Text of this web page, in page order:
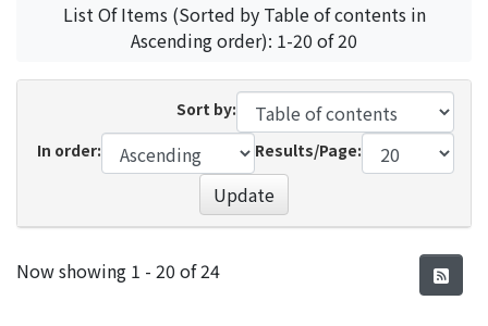
List Of Items (Sorted by Table of contents in
Ascending order): 1-20 of 20
Sort by:
In order:
Results/Page:
Update
Recent Submissions
Now showing 1 - 20 of 24